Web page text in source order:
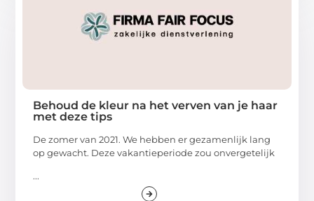
Behoud de kleur na het verven van je haar
met deze tips
De zomer van 2021. We hebben er gezamenlijk lang
op gewacht. Deze vakantieperiode zou onvergetelijk
...